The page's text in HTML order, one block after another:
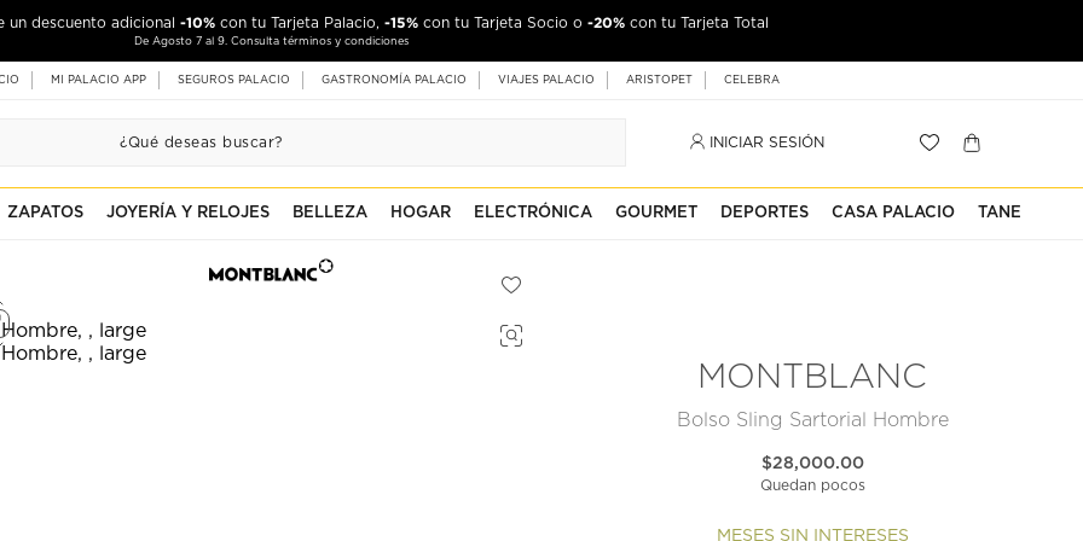
un descuento adicional -10% con tu Tarjeta Palacio, -15% con tu Tarjeta Socio o -20% con tu Tarjeta Total
De Agosto 7 al 9. Consulta términos y condiciones
MI PALACIO APP SEGUROS PALACIO GASTRONOMÍA PALACIO VIAJES PALACIO ARISTOPET CELEBRA
INICIAR SESIÓN
ZAPATOS JOYERÍA Y RELOJES BELLEZA HOGAR ELECTRÓNICA GOURMET DEPORTES CASA PALACIO TANE
MONTBLANC
Bolso Sling Sartorial Hombre
$28,000.00
Quedan pocos
MESES SIN INTERESES